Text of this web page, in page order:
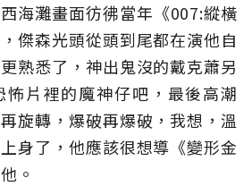
海灘畫面彷彿當年《007:縱橫
傑森光頭從頭到尾都在演他自
熟悉了，神出鬼沒的戴克蕭另
片裡的魔神仔吧，最後高潮
旋轉，爆破再爆破，我想，溫
身了，他應該很想導《變形金
。